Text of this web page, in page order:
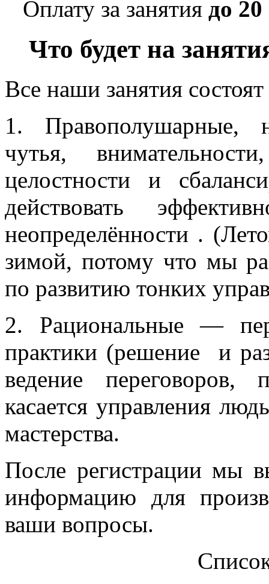
Оплату за занятия до
Что будет на
Все наши занятия
1. Правополушарные,
чутья,
целостности и
действовать
неопределённости .
зимой, потому что мы
по развитию тонких
2. Рациональные —
практики (решение и
ведение переговоров,
касается управления
мастерства.
После регистрации мы
информацию для
ваши вопросы.